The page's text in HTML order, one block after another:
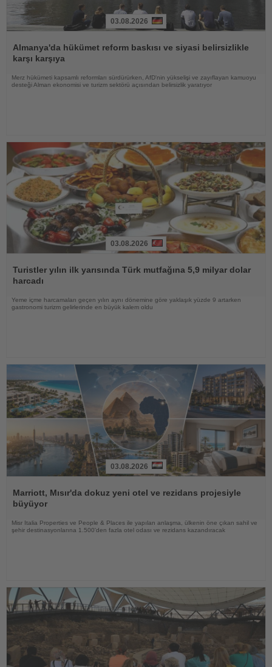
Oku
03.08.2026
Almanya'da hükümet reform baskısı ve siyasi belirsizlikle
karşı karşıya
Merz hükümeti kapsamlı reformları sürdürürken, AfD'nin yükselişi ve zayıflayan kamuoyu
desteği Alman ekonomisi ve turizm sektörü açısından belirsizlik yaratıyor
Oku
03.08.2026
Turistler yılın ilk yarısında Türk mutfağına 5,9 milyar dolar
harcadı
Yeme içme harcamaları geçen yılın aynı dönemine göre yaklaşık yüzde 9 artarken
gastronomi turizm gelirlerinde en büyük kalem oldu
Oku
03.08.2026
Marriott, Mısır'da dokuz yeni otel ve rezidans projesiyle
büyüyor
Misr Italia Properties ve People & Places ile yapılan anlaşma, ülkenin öne çıkan sahil ve
şehir destinasyonlarına 1.500'den fazla otel odası ve rezidans kazandıracak